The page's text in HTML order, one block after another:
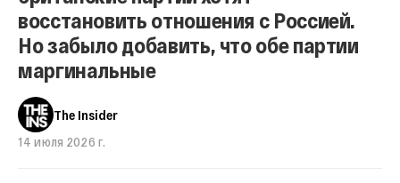
восстановить отношения с Россией.
Но забыло добавить, что обе партии
маргинальные
The Insider
14 июля 2026 г.